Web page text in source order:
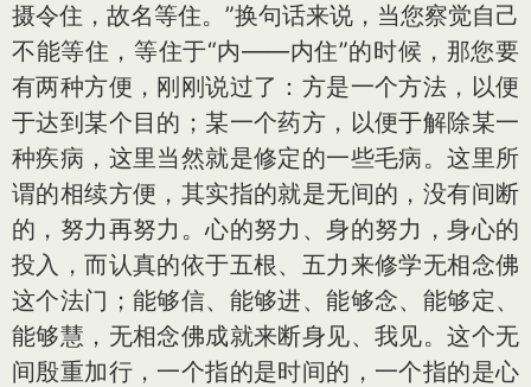
摄令住，故名等住。”换句话来说，当您察觉自己
不能等住，等住于“内——内住”的时候，那您要
有两种方便，刚刚说过了：方是一个方法，以便
于达到某个目的；某一个药方，以便于解除某一
种疾病，这里当然就是修定的一些毛病。这里所
谓的相续方便，其实指的就是无间的，没有间断
的，努力再努力。心的努力、身的努力，身心的
投入，而认真的依于五根、五力来修学无相念佛
这个法门；能够信、能够进、能够念、能够定、
能够慧，无相念佛成就来断身见、我见。这个无
间殷重加行，一个指的是时间的，一个指的是心